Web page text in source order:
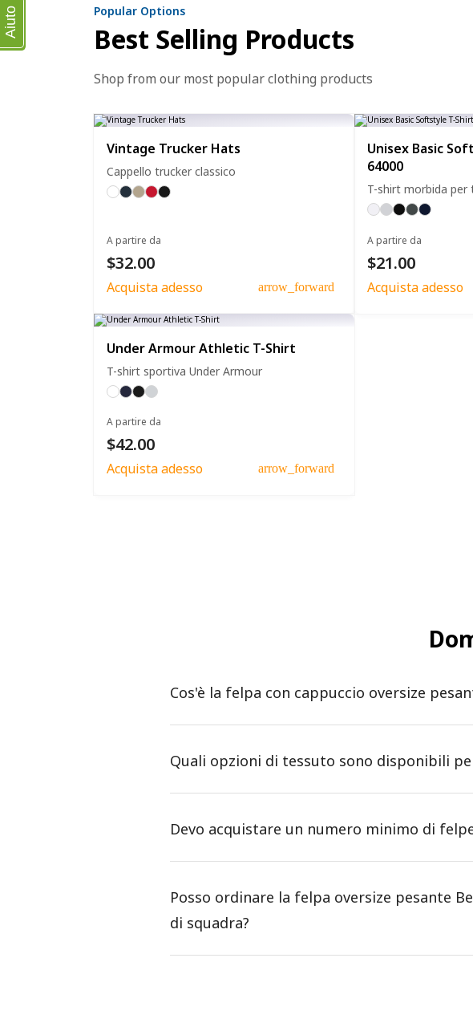
Popular Options
Best Selling Products
Shop from our most popular clothing products
Vintage Trucker Hats
Cappello trucker classico
A partire da
$32.00
Acquista adesso arrow_forward
Unisex Basic
64000
T-shirt morbida
A partire da
$21.00
Acquista adesso
Under Armour Athletic T-Shirt
T-shirt sportiva Under Armour
A partire da
$42.00
Acquista adesso arrow_forward
Cos'è la felpa con cappuccio oversize
Quali opzioni di tessuto sono disponibili
Devo acquistare un numero minimo di
Posso ordinare la felpa oversize pesante
di squadra?
Aiuto